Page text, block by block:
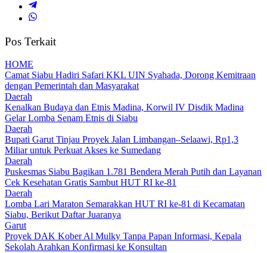
Pos Terkait
HOME
Camat Siabu Hadiri Safari KKL UIN Syahada, Dorong Kemitraan
dengan Pemerintah dan Masyarakat
Daerah
Kenalkan Budaya dan Etnis Madina, Korwil IV Disdik Madina
Gelar Lomba Senam Etnis di Siabu
Daerah
Bupati Garut Tinjau Proyek Jalan Limbangan–Selaawi, Rp1,3
Miliar untuk Perkuat Akses ke Sumedang
Daerah
Puskesmas Siabu Bagikan 1.781 Bendera Merah Putih dan Layanan
Cek Kesehatan Gratis Sambut HUT RI ke-81
Daerah
Lomba Lari Maraton Semarakkan HUT RI ke-81 di Kecamatan
Siabu, Berikut Daftar Juaranya
Garut
Proyek DAK Kober Al Mulky Tanpa Papan Informasi, Kepala
Sekolah Arahkan Konfirmasi ke Konsultan